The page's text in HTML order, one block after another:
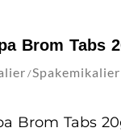
Brom Tabs
/Spakemikalier
Brom Tabs